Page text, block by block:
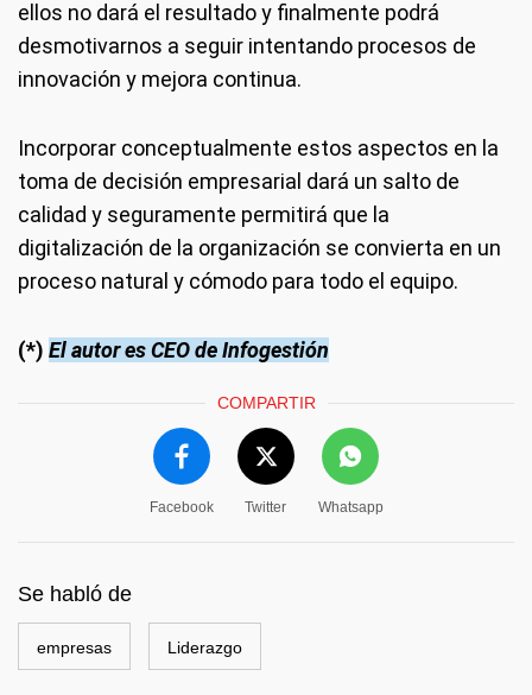
ellos no dará el resultado y finalmente podrá
desmotivarnos a seguir intentando procesos de
innovación y mejora continua.
Incorporar conceptualmente estos aspectos en la
toma de decisión empresarial dará un salto de
calidad y seguramente permitirá que la
digitalización de la organización se convierta en un
proceso natural y cómodo para todo el equipo.
(*) El autor es CEO de Infogestión
COMPARTIR
Facebook Twitter Whatsapp
Se habló de
empresas Liderazgo